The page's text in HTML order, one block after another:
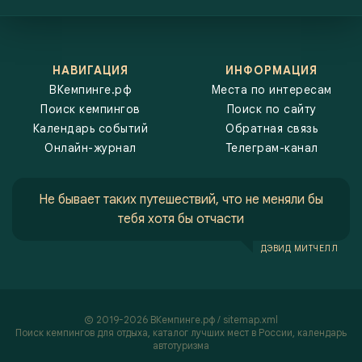
НАВИГАЦИЯ
ВКемпинге.рф
Поиск кемпингов
Календарь событий
Онлайн-журнал
ИНФОРМАЦИЯ
Места по интересам
Поиск по сайту
Обратная связь
Телеграм-канал
Не бывает таких путешествий, что не меняли бы
тебя хотя бы отчасти
ДЭВИД МИТЧЕЛЛ
2019-2026 ВКемпинге.рф / sitemap.xml
Поиск кемпингов для отдыха, каталог лучших мест в России, календарь
автотуризма